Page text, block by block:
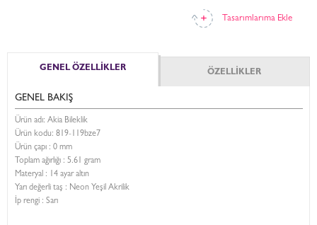
Tasarımlarıma Ekle
GENEL ÖZELLİKLER ÖZELLİKLER
GENEL BAKIŞ
Ürün adı: Akia Bileklik
Ürün kodu: 819-119bze7
Ürün çapı : 0 mm
Toplam ağırlığı : 5.61 gram
Materyal : 14 ayar altın
Yarı değerli taş : Neon Yeşil Akrilik
İp rengi : Sarı